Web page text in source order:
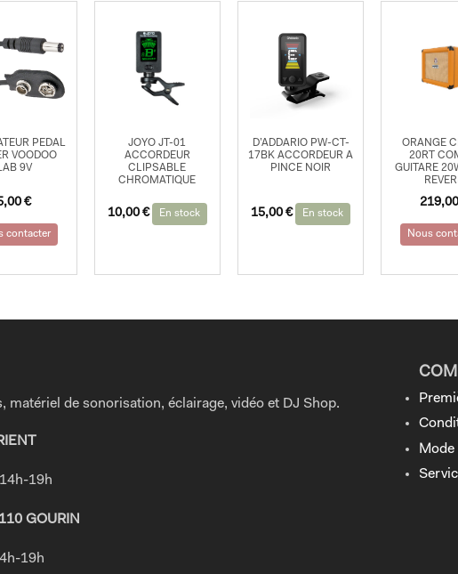
PEDAL
VOODOO
9V
€
contacter
JOYO JT-01
ACCORDEUR
CLIPSABLE
CHROMATIQUE
10,00 € En stock
D’ADDARIO PW-CT-
17BK ACCORDEUR A
PINCE NOIR
15,00€ En stock
ORANGE
20RT
GUITARE
219,00
Nous
matériel de sonorisation, éclairage, vidéo et DJ Shop.
19h
GOURIN
19h
Mode